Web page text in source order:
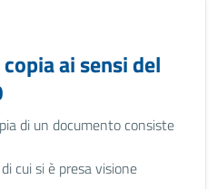
ai sensi del
di un documento consiste
cui si è presa visione